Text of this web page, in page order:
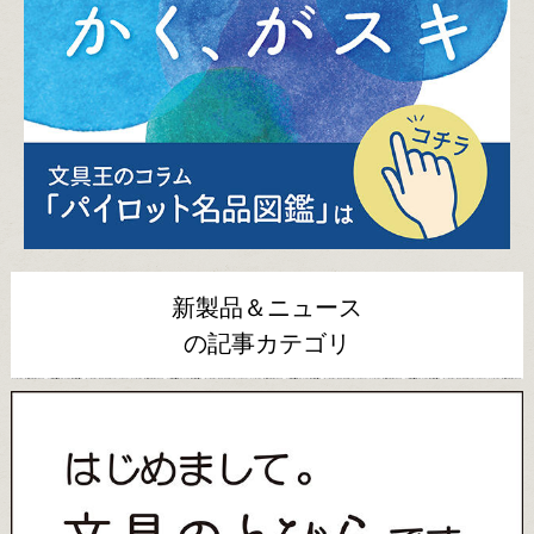
新製品＆ニュース
の記事カテゴリ